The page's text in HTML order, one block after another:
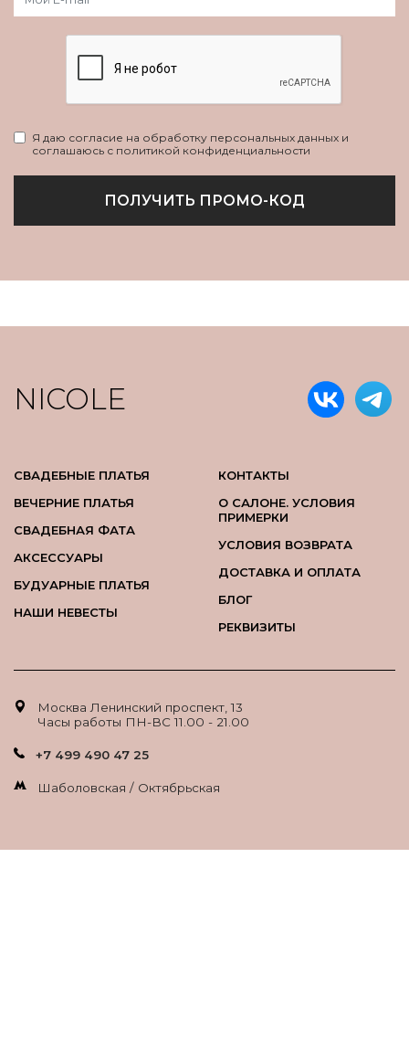
Я даю согласие на обработку персональных данных и
соглашаюсь с политикой конфиденциальности
ПОЛУЧИТЬ ПРОМО-КОД
NICOLE
СВАДЕБНЫЕ ПЛАТЬЯ
ВЕЧЕРНИЕ ПЛАТЬЯ
СВАДЕБНАЯ ФАТА
АКСЕССУАРЫ
БУДУАРНЫЕ ПЛАТЬЯ
НАШИ НЕВЕСТЫ
КОНТАКТЫ
О САЛОНЕ. УСЛОВИЯ
ПРИМЕРКИ
УСЛОВИЯ ВОЗВРАТА
ДОСТАВКА И ОПЛАТА
БЛОГ
РЕКВИЗИТЫ
Москва Ленинский проспект, 13
Часы работы ПН-ВС 11.00 - 21.00
+7 499 490 47 25
Шаболовская / Октябрьская